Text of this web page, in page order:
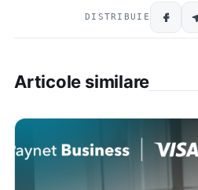
DISTRIBUIE
Articole similare